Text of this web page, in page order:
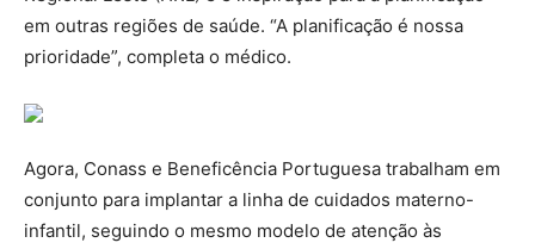
em outras regiões de saúde. “A planificação é nossa
prioridade”, completa o médico.
Agora, Conass e Beneficência Portuguesa trabalham em
conjunto para implantar a linha de cuidados materno-
infantil, seguindo o mesmo modelo de atenção às